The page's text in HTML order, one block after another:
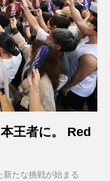
王者に。 Red
たな挑戦が始まる